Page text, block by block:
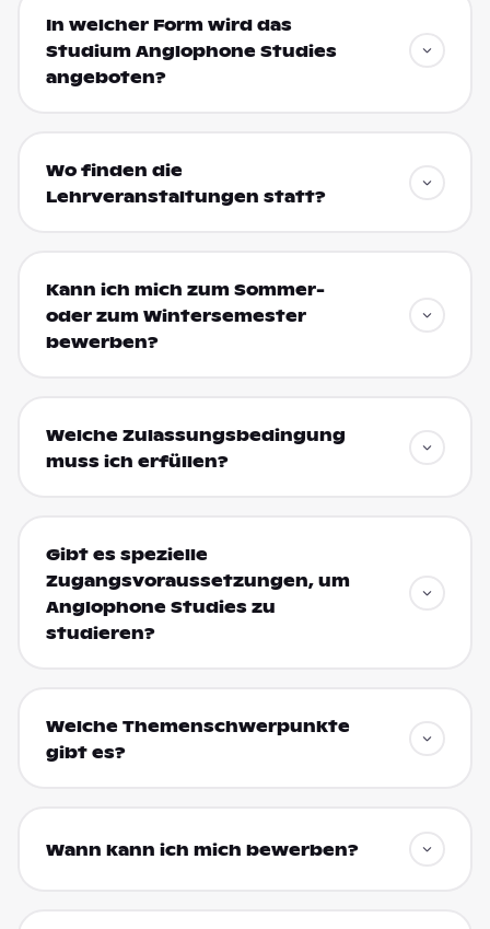
In welcher Form wird das
Studium Anglophone Studies
angeboten?
Wo finden die
Lehrveranstaltungen statt?
Kann ich mich zum Sommer-
oder zum Wintersemester
bewerben?
Welche Zulassungsbedingung
muss ich erfüllen?
Gibt es spezielle
Zugangsvoraussetzungen, um
Anglophone Studies zu
studieren?
Welche Themenschwerpunkte
gibt es?
Wann kann ich mich bewerben?